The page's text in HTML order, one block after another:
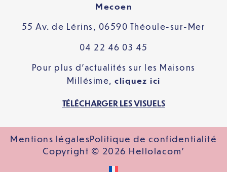
Mecoen
55 Av. de Lérins, 06590 Théoule-sur-Mer
04 22 46 03 45
Pour plus d’actualités sur les Maisons
Millésime, cliquez ici
TÉLÉCHARGER LES VISUELS
Mentions légalesPolitique de confidentialité
Copyright © 2026 Hellolacom'